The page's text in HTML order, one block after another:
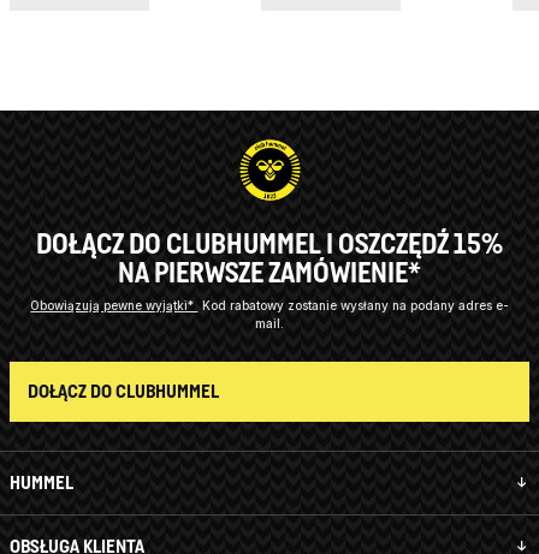
HUMMEL
OBSŁUGA KLIENTA
DOŁĄCZ DO CLUBHUMMEL I OSZCZĘDŹ 15%
NA PIERWSZE ZAMÓWIENIE*
Obowiązują pewne wyjątki* Kod rabatowy zostanie wysłany na podany adres e-
mail.
DOŁĄCZ DO CLUBHUMMEL